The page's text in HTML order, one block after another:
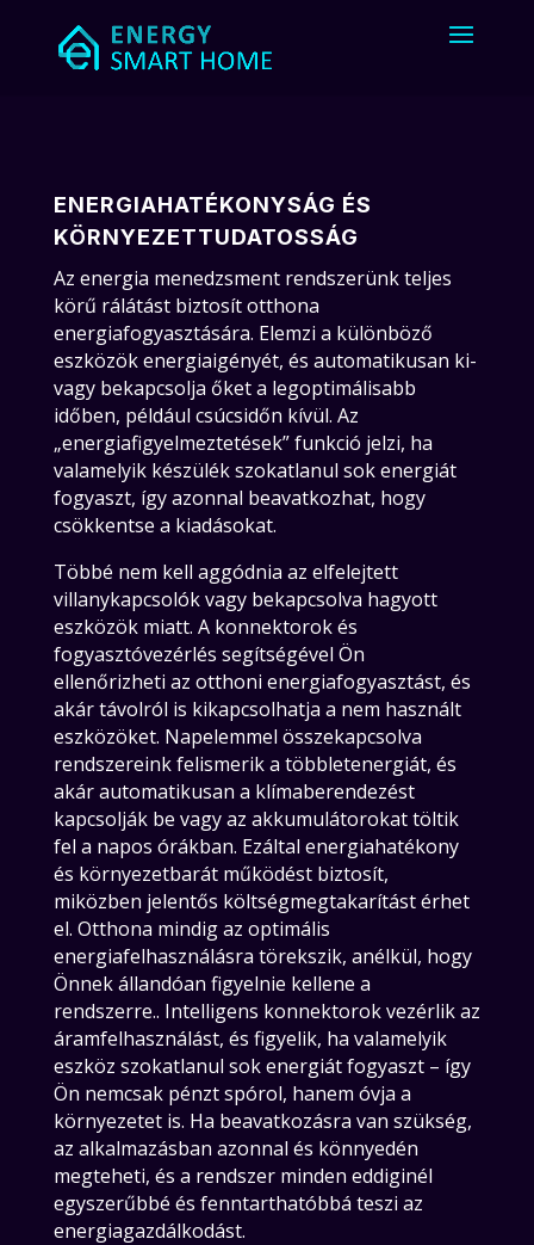
ENERGIAHATÉKONYSÁG ÉS
KÖRNYEZETTUDATOSSÁG
Az energia menedzsment rendszerünk teljes
körű rálátást biztosít otthona
energiafogyasztására. Elemzi a különböző
eszközök energiaigényét, és automatikusan ki-
vagy bekapcsolja őket a legoptimálisabb
időben, például csúcsidőn kívül. Az
„energiafigyelmeztetések” funkció jelzi, ha
valamelyik készülék szokatlanul sok energiát
fogyaszt, így azonnal beavatkozhat, hogy
csökkentse a kiadásokat.
Többé nem kell aggódnia az elfelejtett
villanykapcsolók vagy bekapcsolva hagyott
eszközök miatt. A konnektorok és
fogyasztóvezérlés segítségével Ön
ellenőrizheti az otthoni energiafogyasztást, és
akár távolról is kikapcsolhatja a nem használt
eszközöket. Napelemmel összekapcsolva
rendszereink felismerik a többletenergiát, és
akár automatikusan a klímaberendezést
kapcsolják be vagy az akkumulátorokat töltik
fel a napos órákban. Ezáltal energiahatékony
és környezetbarát működést biztosít,
miközben jelentős költségmegtakarítást érhet
el. Otthona mindig az optimális
energiafelhasználásra törekszik, anélkül, hogy
Önnek állandóan figyelnie kellene a
rendszerre.. Intelligens konnektorok vezérlik az
áramfelhasználást, és figyelik, ha valamelyik
eszköz szokatlanul sok energiát fogyaszt – így
Ön nemcsak pénzt spórol, hanem óvja a
környezetet is. Ha beavatkozásra van szükség,
az alkalmazásban azonnal és könnyedén
megteheti, és a rendszer minden eddiginél
egyszerűbbé és fenntarthatóbbá teszi az
energiagazdálkodást.